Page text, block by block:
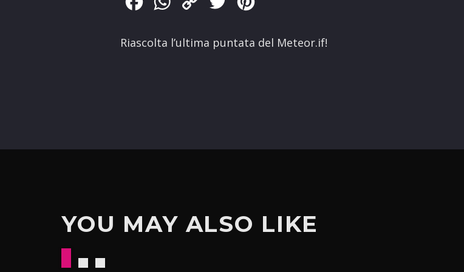
Riascolta l’ultima puntata del Meteor.if!
YOU MAY ALSO LIKE